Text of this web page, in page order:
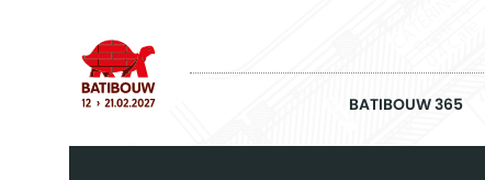
BATIBOUW 365